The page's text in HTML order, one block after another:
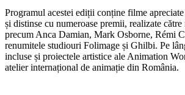
Programul acestei ediții conține filme
și distinse cu numeroase premii, realizate
precum Anca Damian, Mark Osborne, Rémi
renumitele studiouri Folimage și Ghilbi. Pe
incluse și proiectele artistice ale Animation
atelier internațional de animație din România.